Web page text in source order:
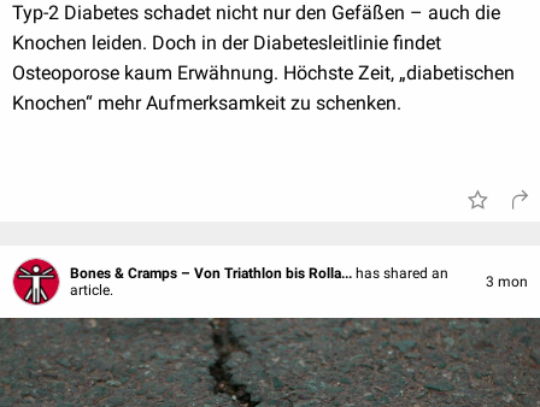
Typ-2 Diabetes schadet nicht nur den Gefäßen – auch die
Knochen leiden. Doch in der Diabetesleitlinie findet
Osteoporose kaum Erwähnung. Höchste Zeit, „diabetischen
Knochen“ mehr Aufmerksamkeit zu schenken.
Bones & Cramps – Von Triathlon bis Rolla... has shared an
article.
3 mon